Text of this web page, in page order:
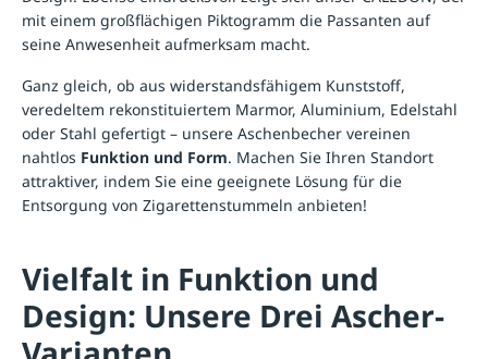
mit einem großflächigen Piktogramm die Passanten auf
seine Anwesenheit aufmerksam macht.
Ganz gleich, ob aus widerstandsfähigem Kunststoff,
veredeltem rekonstituiertem Marmor, Aluminium, Edelstahl
oder Stahl gefertigt – unsere Aschenbecher vereinen
nahtlos Funktion und Form. Machen Sie Ihren Standort
attraktiver, indem Sie eine geeignete Lösung für die
Entsorgung von Zigarettenstummeln anbieten!
Vielfalt in Funktion und
Design: Unsere Drei Ascher-